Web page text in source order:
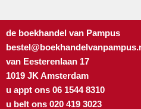
de boekhandel van Pampus
van Eesterenlaan 17
1019 JK Amsterdam
u appt ons 06 1544 8310
u belt ons 020 419 3023